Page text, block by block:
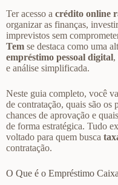
Ter acesso a crédito online
organizar as finanças,
imprevistos sem
Tem se destaca como uma
empréstimo pessoal digital,
e análise simplificada.
Neste guia completo, você
de contratação, quais são os
chances de aprovação e
de forma estratégica. Tudo
voltado para quem busca
contratação.
O Que é o Empréstimo